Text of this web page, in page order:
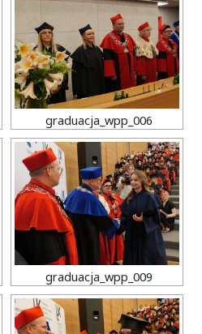
graduacja_wpp_006
graduacja_wpp_009